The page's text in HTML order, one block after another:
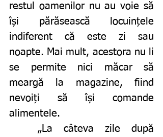
restul oamenilor nu au voie să
își părăsească locuințele
indiferent că este zi sau
noapte. Mai mult, acestora nu li
se permite nici măcar să
meargă la magazine, fiind
nevoiți să își comande
alimentele.